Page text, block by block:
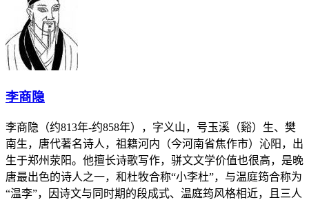
李商隐
李商隐（约813年-约858年），字义山，号玉溪（谿）生、樊
南生，唐代著名诗人，祖籍河内（今河南省焦作市）沁阳，出
生于郑州荥阳。他擅长诗歌写作，骈文文学价值也很高，是晚
唐最出色的诗人之一，和杜牧合称“小李杜”，与温庭筠合称为
“温李”，因诗文与同时期的段成式、温庭筠风格相近，且三人